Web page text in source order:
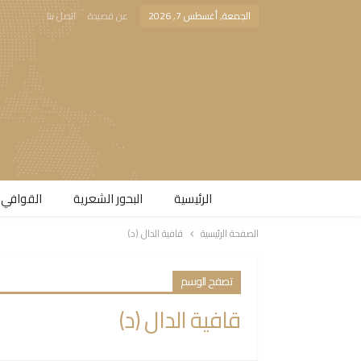
الجمعة, أغسطس 7, 2026 عن قصيدة اتصل بنا
الرئيسية البحور الشعرية​
الصفحة الرئيسية قافية الدال (د)
تصفح الوسم
قافية الدال (د)